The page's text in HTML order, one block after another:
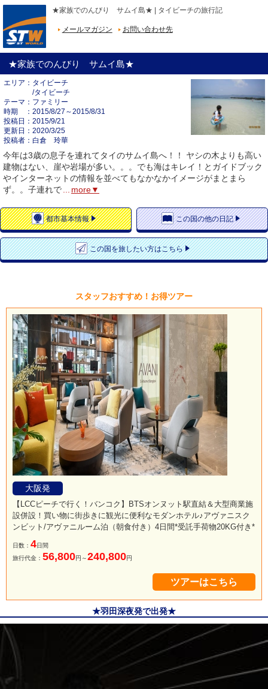
★家族でのんびり サムイ島★ | タイビーチの旅行記
メールマガジン お問い合わせ先
★家族でのんびり サムイ島★
エリア
タイビーチ
/タイビーチ
テーマ
ファミリー
時期
2015/8/27～2015/8/31
投稿日
2015/9/21
更新日
2020/3/25
投稿者
白倉 玲華
今年は3歳の息子を連れてタイのサムイ島へ！！ ヤシの木よりも高い
建物はない、崖や岩場が多い。。。でも海はキレイ！とガイドブック
やインターネットの情報を並べてもなかなかイメージがまとまら
ず。。子連れで
more▼
都市基本情報 この国の他の日記
この国を旅したい方はこちら
スタッフおすすめ！お得ツアー
大阪発
【LCCピーチで行く！バンコク】BTSオンヌット駅直結＆大型商業施
設併設！買い物に街歩きに観光に便利なモダンホテル♪アヴァニスク
ンビット/アヴァニルーム泊（朝食付き）4日間*受託手荷物20KG付き*
日数： 4日間
旅行代金： 56,800円～240,800円
ツアーはこちら
★羽田深夜発で出発★